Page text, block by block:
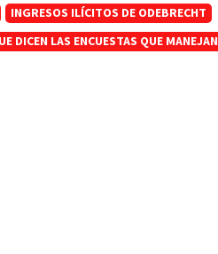
INGRESOS ILÍCITOS DE ODEBRECHT
DICEN LAS ENCUESTAS QUE MANEJAN